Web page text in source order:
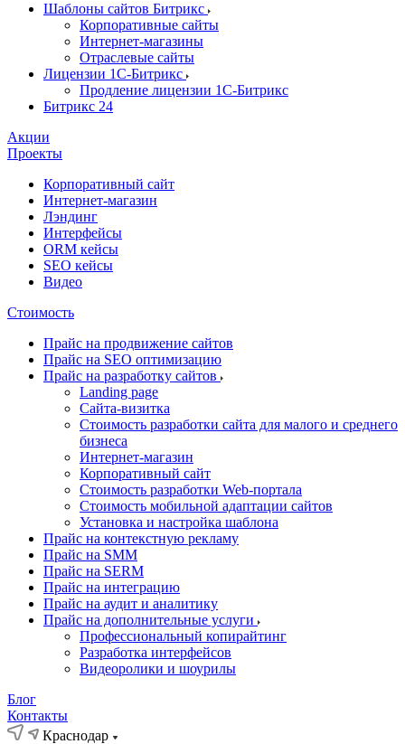
Шаблоны сайтов Битрикс
Корпоративные сайты
Интернет-магазины
Отраслевые сайты
Лицензии 1С-Битрикс
Продление лицензии 1С-Битрикс
Битрикс 24
Акции
Проекты
Корпоративный сайт
Интернет-магазин
Лэндинг
Интерфейсы
ORM кейсы
SEO кейсы
Видео
Стоимость
Прайс на продвижение сайтов
Прайс на SEO оптимизацию
Прайс на разработку сайтов
Landing page
Cайта-визитка
Стоимость разработки сайта для малого и среднего
бизнеса
Интернет-магазин
Корпоративный сайт
Стоимость разработки Web-портала
Стоимость мобильной адаптации сайтов
Установка и настройка шаблона
Прайс на контекстную рекламу
Прайс на SMM
Прайс на SERM
Прайс на интеграцию
Прайс на аудит и аналитику
Прайс на дополнительные услуги
Профессиональный копирайтинг
Разработка интерфейсов
Видеоролики и шоурилы
Блог
Контакты
Краснодар